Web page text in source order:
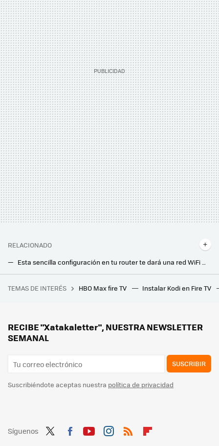
RELACIONADO
Esta sencilla configuración en tu router te dará una red WiFi más segura
WhatsApp se actualiza incorporando una de las novedades más esperadas: el círculo azul ya está disponible en iOS y Android
TEMAS DE INTERÉS HBO Max fire TV Instalar Kodi en Fire TV
RECIBE "Xatakaletter", NUESTRA NEWSLETTER
SEMANAL
SUSCRIBIR
Suscribiéndote aceptas nuestra política de privacidad
Síguenos